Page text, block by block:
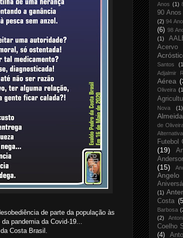
de parte da população às
pandemia da Covid-19...
Costa Brasil.
Anos (1)
90 Anos
(2) 94
(6) 98
(1)
Acervo
Santos
Adjalmir
Aérea
Oliveira
Nova
(1)
Almeida
de
Alternativa
Futebol
(19)
(15)
(1)
Costa
Barbosa
(2)
Coelho
(4)